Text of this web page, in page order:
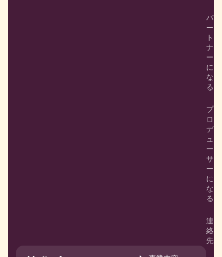
パ
ー
ト
ナ
ー
に
な
る
プ
ロ
デ
ュ
ー
サ
ー
に
な
る
連
絡
先